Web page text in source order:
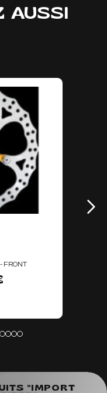
AUSSI
FRONT
"IMPORT